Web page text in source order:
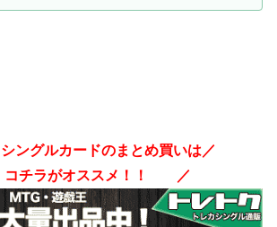
ングルカードのまとめ買いは／
チラがオススメ！！ ／